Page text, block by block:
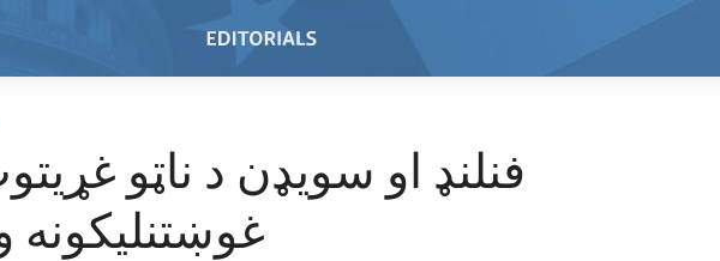
فنلنډ او سویډن د ناټو
غوښتنليکونه